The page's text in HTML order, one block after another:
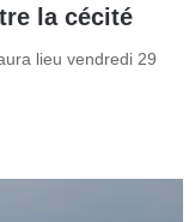
la cécité
lieu vendredi 29